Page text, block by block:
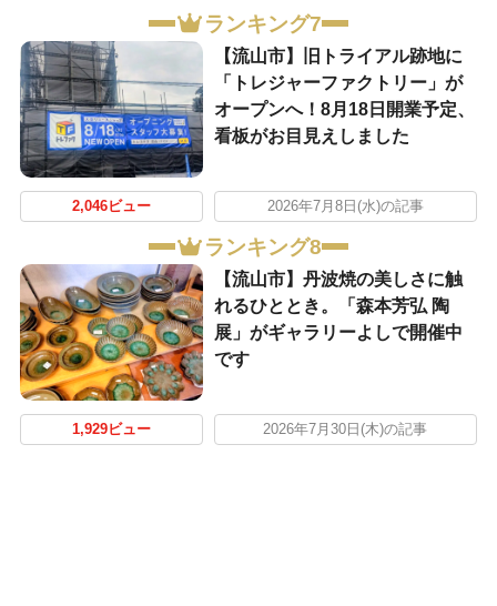
ランキング7
【流山市】旧トライアル跡地に
「トレジャーファクトリー」が
オープンへ！8月18日開業予定、
看板がお目見えしました
2,046ビュー 2026年7月8日(水)の記事
ランキング8
【流山市】丹波焼の美しさに触
れるひととき。「森本芳弘 陶
展」がギャラリーよしで開催中
です
1,929ビュー 2026年7月30日(木)の記事